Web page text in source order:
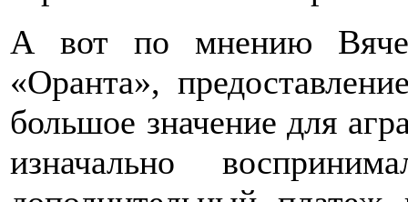
А вот по мнению
«Оранта»,
большое значение для
изначально